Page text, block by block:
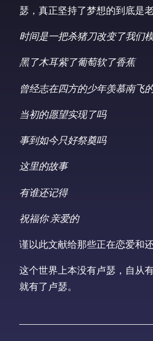
瑟，真正坚持了梦想的到底是
时间是一把杀猪刀改变了我们
黑了木耳紫了葡萄软了香蕉
曾经志在四方的少年羡慕南飞
当初的愿望实现了吗
事到如今只好祭奠吗
这里的故事
有谁还记得
祝福你 亲爱的
谨以此文献给那些正在恋爱和
这个世界上本没有卢瑟，自从
就有了卢瑟。